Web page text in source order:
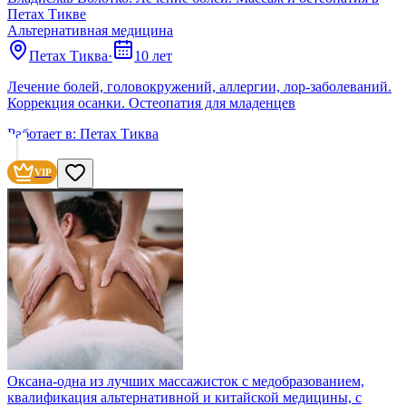
Петах Тикве
Альтернативная медицина
Петах Тиква·
10 лет
Лечение болей, головокружений, аллергии, лор-заболеваний.
Коррекция осанки. Остеопатия для младенцев
Работает в: Петах Тиква
VIP
Оксана-одна из лучших массажисток с медобразованием,
квалификация альтернативной и китайской медицины, с